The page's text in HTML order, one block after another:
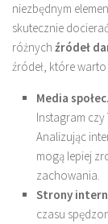
niezbędnym
skutecznie
różnych źródeł
źródeł, które
Media
Instagram
Analizując
mogą lepiej
zachowania.
Strony
czasu